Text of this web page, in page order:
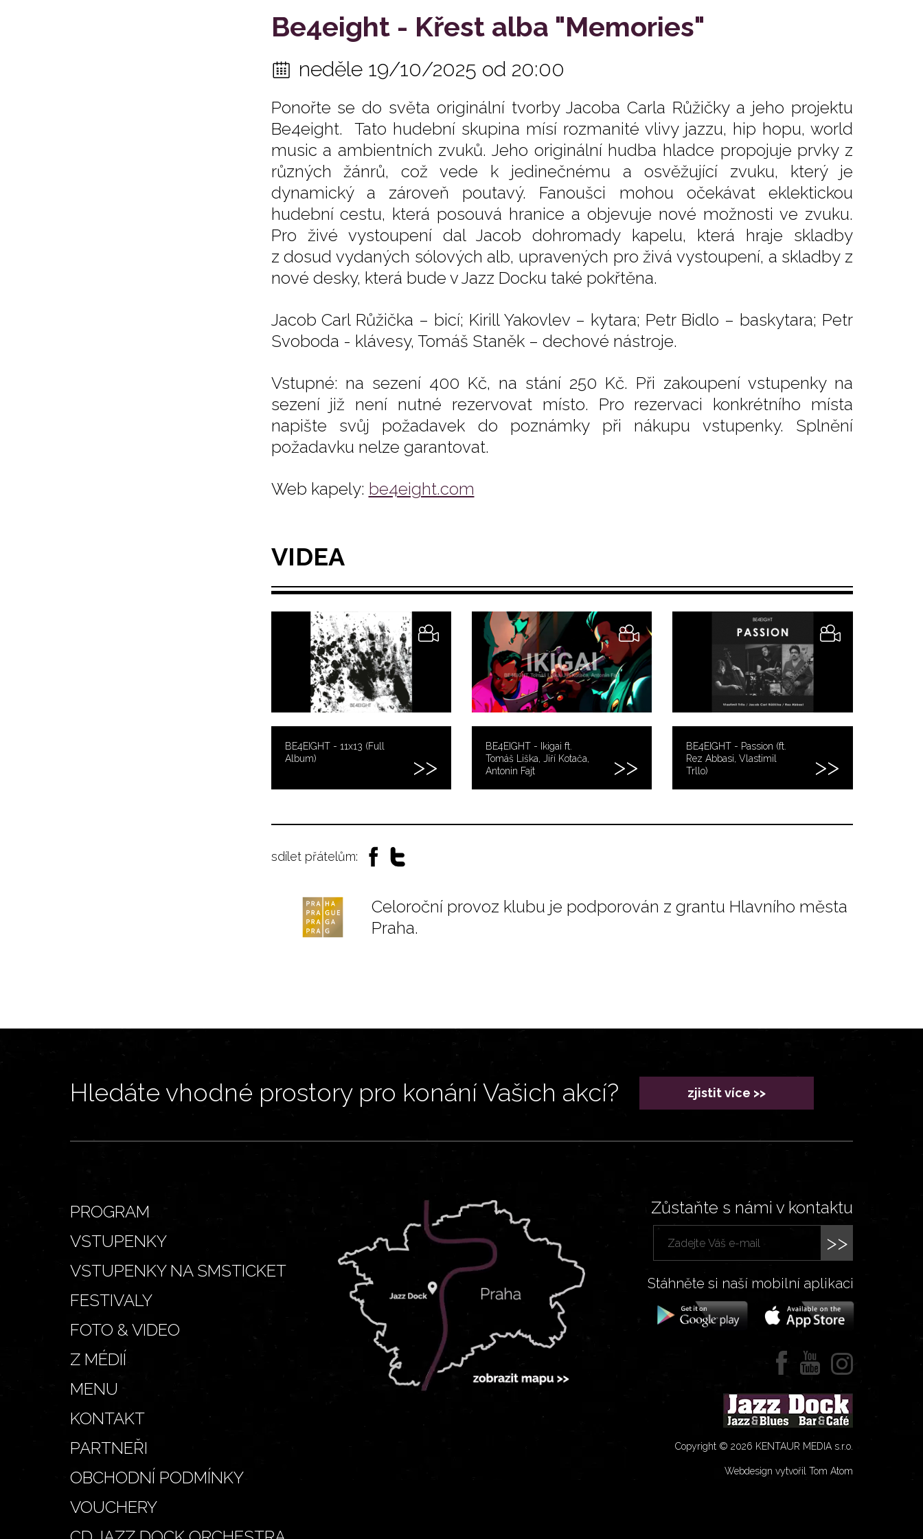
Be4eight - Křest alba "Memories"
neděle 19/10/2025 od 20:00
Ponořte se do světa originální tvorby Jacoba Carla Růžičky a jeho projektu
Be4eight. Tato hudební skupina mísí rozmanité vlivy jazzu, hip hopu, world
music a ambientních zvuků. Jeho originální hudba hladce propojuje prvky z
různých žánrů, což vede k jedinečnému a osvěžující zvuku, který je
dynamický a zároveň poutavý. Fanoušci mohou očekávat eklektickou
hudební cestu, která posouvá hranice a objevuje nové možnosti ve zvuku.
Pro živé vys­toupení dal Jacob dohro­mady kapelu, která hraje sklad­by
z dosud vydaných sólových alb, upravených pro živá vystoupení, a skladby z
nové desky, která bude v Jazz Docku také pokřtěna.
Jacob Carl Růžička – bicí; Kirill Yakovlev – kytara; Petr Bidlo – baskytara; Petr
Svoboda - klávesy, Tomáš Staněk – dechové nástroje.
Vstupné: na sezení 400 Kč, na stání 250 Kč. Při zakoupení vstupenky na
sezení již není nutné rezervovat místo. Pro rezervaci konkrétního místa
napište svůj požadavek do poznámky při nákupu vstupenky. Splnění
požadavku nelze garantovat.
Web kapely: be4eight.com
VIDEA
BE4EIGHT - 11x13 (Full
Album)
BE4EIGHT - Ikigai ft.
Tomáš Liška, Jiří Kotača,
Antonin Fajt
BE4EIGHT - Passion (ft.
Rez Abbasi, Vlastimil
Trllo)
sdílet přátelům:
Celoroční provoz klubu je podporován z grantu Hlavního města
Praha.
Hledáte vhodné prostory pro konání Vašich akcí? zjistit více >>
PROGRAM
VSTUPENKY
VSTUPENKY NA SMSTICKET
FESTIVALY
FOTO & VIDEO
Z MÉDIÍ
MENU
KONTAKT
PARTNEŘI
OBCHODNÍ PODMÍNKY
VOUCHERY
Zůstaňte s námi v kontaktu
>>
Stáhněte si naší mobilní aplikaci
Copyright © 2026 KENTAUR MEDIA s.r.o.
Webdesign vytvořil Tom Atom